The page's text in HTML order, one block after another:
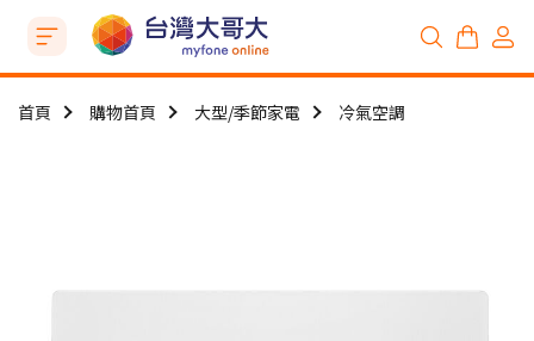
首頁 購物首頁 大型/季節家電 冷氣空調